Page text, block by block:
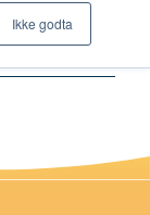
Ikke godta